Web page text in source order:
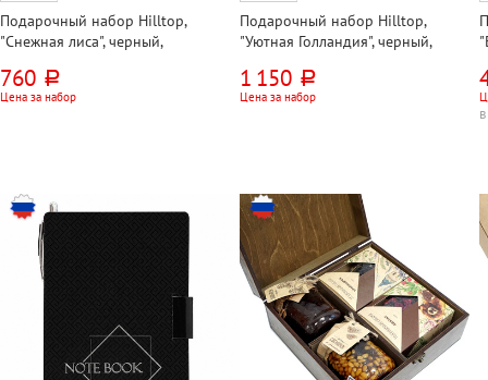
Подарочный набор Hilltop,
"Снежная лиса", черный,
760 руб.
Цена за набор
Подарочный набор Hilltop,
"Уютная Голландия", черный,
+керамическая чайница, синий
орнамент
1 150 руб.
Цена за набор